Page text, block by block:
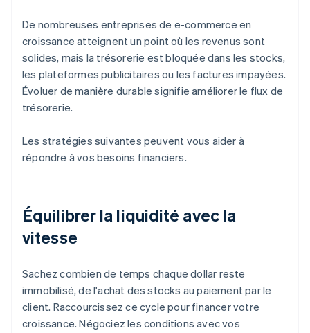
De nombreuses entreprises de e-commerce en
croissance atteignent un point où les revenus sont
solides, mais la trésorerie est bloquée dans les stocks,
les plateformes publicitaires ou les factures impayées.
Évoluer de manière durable signifie améliorer le flux de
trésorerie.
Les stratégies suivantes peuvent vous aider à
répondre à vos besoins financiers.
Équilibrer la liquidité avec la
vitesse
Sachez combien de temps chaque dollar reste
immobilisé, de l'achat des stocks au paiement par le
client. Raccourcissez ce cycle pour financer votre
croissance. Négociez les conditions avec vos